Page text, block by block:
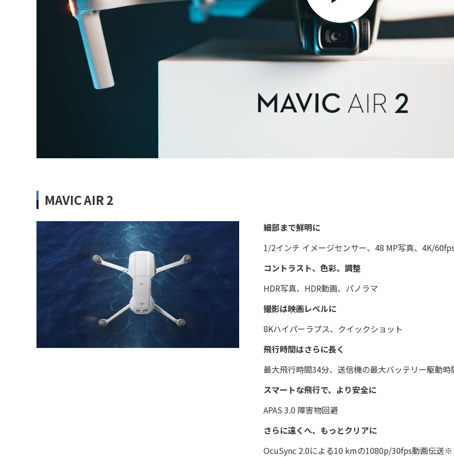
MAVIC AIR 2
細部まで鮮明に
1/2インチ イメージセンサー、48 MP写真、4K/
コントラスト、色彩、調整
HDR写真、HDR動画、パノラマ
撮影は映画レベルに
8Kハイパーラプス、クイックショット
飛行時間はさらに長く
最大飛行時間34分、送信機の最大バッテリー駆動時
スマートな飛行で、より安全に
APAS 3.0 障害物回避
さらに遠くへ、もっとクリアに
OcuSync 2.0による10 kmの1080p/30fps動画伝送※